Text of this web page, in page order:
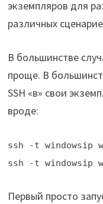
экземпляров для
различных
В большинстве
проще. В
SSH «в» свои
вроде:
ssh -t windowsip
ssh -t windowsip
Первый просто